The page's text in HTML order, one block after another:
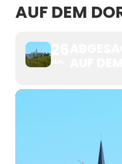
AUF DEM